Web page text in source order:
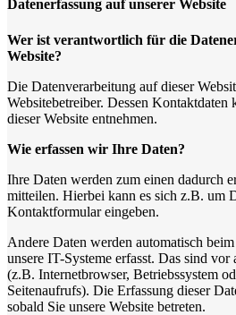
Datenerfassung auf unserer Website
Wer ist verantwortlich für die
Website?
Die Datenverarbeitung auf dieser
Websitebetreiber. Dessen Kontaktdaten
dieser Website entnehmen.
Wie erfassen wir Ihre Daten?
Ihre Daten werden zum einen dadurch
mitteilen. Hierbei kann es sich z.B. um
Kontaktformular eingeben.
Andere Daten werden automatisch
unsere IT-Systeme erfasst. Das sind vor
(z.B. Internetbrowser, Betriebssystem
Seitenaufrufs). Die Erfassung dieser
sobald Sie unsere Website betreten.